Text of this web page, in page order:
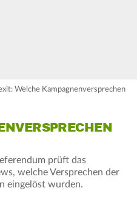
Welche Kampagnenversprechen
prüft das
welche Versprechen der
eingelöst wurden.